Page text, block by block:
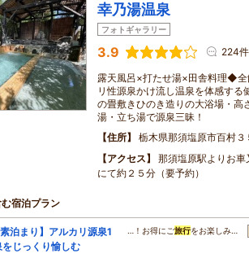
幸乃湯温泉
フォトギャラリー
3.9 224件
露天風呂×打たせ湯×田舎料理◆
リ性源泉かけ流し温泉を体感す
の畳敷きひのき造りの大浴場・高
湯・立ち湯で源泉三昧！
住所
栃木県那須塩原市百村
アクセス
那須塩原駅よりお
にて約２５分（要予約）
む宿泊プラン
泊まり】アルカリ源泉1
じっくり愉しむ
…！お得にご旅行をお楽しみ…